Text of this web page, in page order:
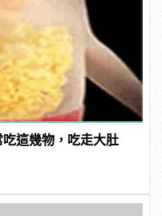
這幾物，吃走大肚